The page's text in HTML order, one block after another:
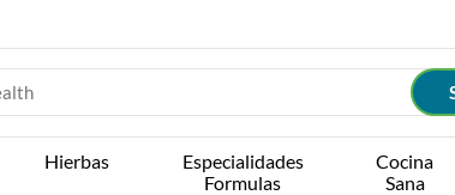
Hierbas
Especialidades
Formulas
Cocina
Sana